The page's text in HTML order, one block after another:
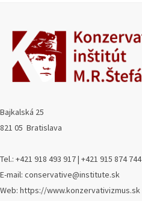
Bajkalská 25
821 05 Bratislava
Tel.: +421 918 493 917 | +421 915 874 744
E-mail: conservative@institute.sk
Web: https://www.konzervativizmus.sk